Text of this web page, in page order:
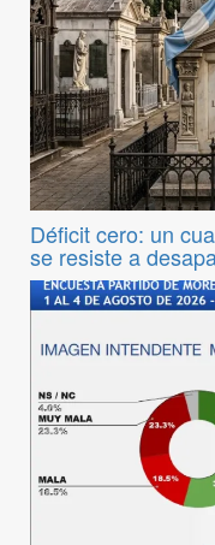
Déficit cero: un
se resiste a